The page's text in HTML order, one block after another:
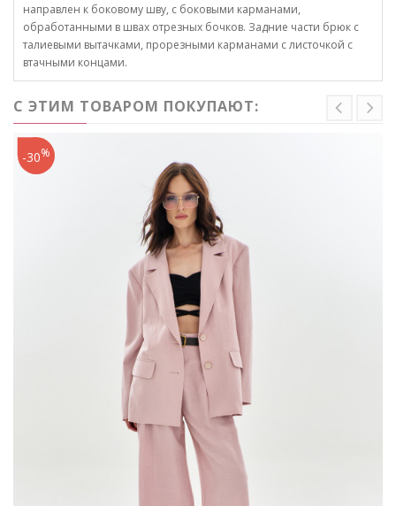
направлен к боковому шву, с боковыми карманами,
обработанными в швах отрезных бочков. Задние части брюк с
талиевыми вытачками, прорезными карманами с листочкой с
втачными концами.
С ЭТИМ ТОВАРОМ ПОКУПАЮТ:
-30%